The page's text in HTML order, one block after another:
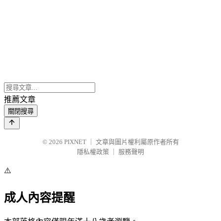
推薦文章
關閉搜尋
© 2026 PIXNET
文章與圖片權利屬原作者所有
隱私權政策
服務聲明
⚠️
成人內容提醒